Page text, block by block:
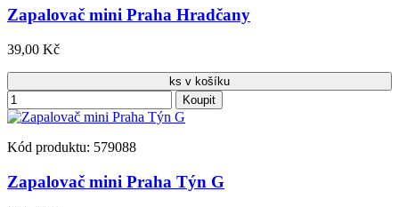
Zapalovač mini Praha Hradčany
39,00 Kč
ks v košíku
Koupit
Kód produktu: 579088
Zapalovač mini Praha Týn G